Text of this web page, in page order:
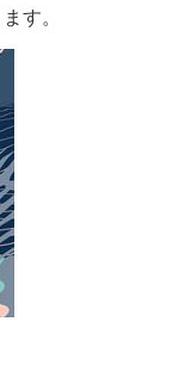
す。